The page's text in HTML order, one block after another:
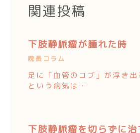
関連投稿
下肢静脈瘤が腫れた時
院長コラム
足に「血管のコブ」が浮き
という病気は…
下肢静脈瘤を切らずに治